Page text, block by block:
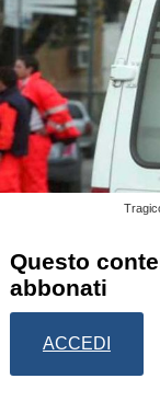
Questo
abbonati
ACCEDI